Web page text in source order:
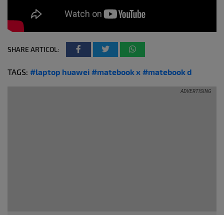
SHARE ARTICOL:
TAGS: #laptop huawei #matebook x #matebook d